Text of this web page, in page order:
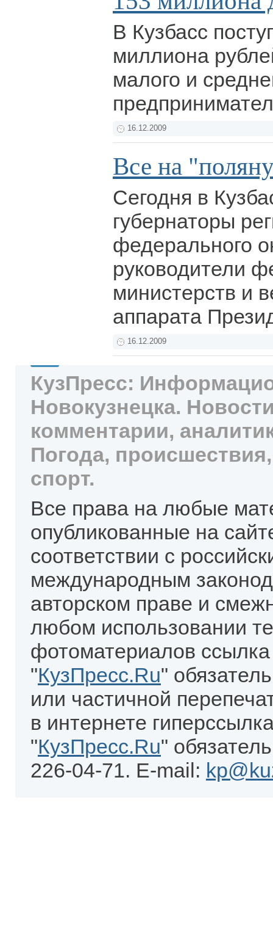
В Кузбасс
миллиона
малого и
16.12.2009
Все на
Сегодня в
губернаторы
федерального
руководители
министерств и
аппарата
16.12.2009
КузПресс:
Новокузнецка.
комментарии,
Погода,
спорт.
Все права на любые
опубликованные на
соответствии с
международным
авторском праве и
любом использовании
фотоматериалов
"КузПресс.Ru"
или частичной
в интернете
"КузПресс.Ru"
226-04-71. E-mail: